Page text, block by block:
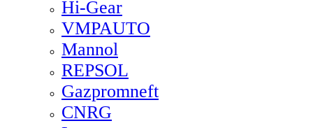
Hi-Gear
VMPAUTO
Mannol
REPSOL
Gazpromneft
CNRG